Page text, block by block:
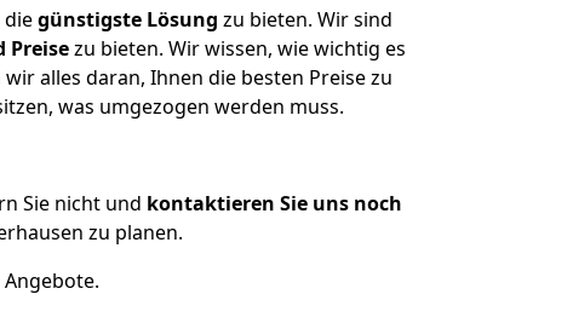
diegünstigste Lösung zu bieten. Wir sind
Preisezu bieten. Wir wissen, wie wichtig es
alles daran, Ihnen die besten Preise zu
was umgezogen werden muss.
Sie nicht und kontaktieren Sie uns noch
zu planen.